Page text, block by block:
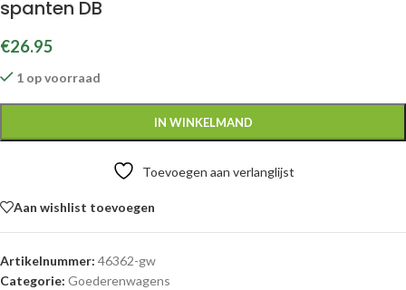
spanten DB
€26.95
1 op voorraad
IN WINKELMAND
Toevoegen aan verlanglijst
Aan wishlist toevoegen
Artikelnummer: 46362-gw
Categorie: Goederenwagens